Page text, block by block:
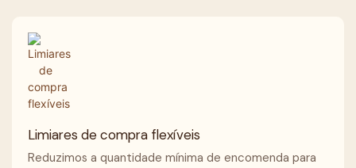
Limiares de compra flexíveis
Reduzimos a quantidade mínima de encomenda para